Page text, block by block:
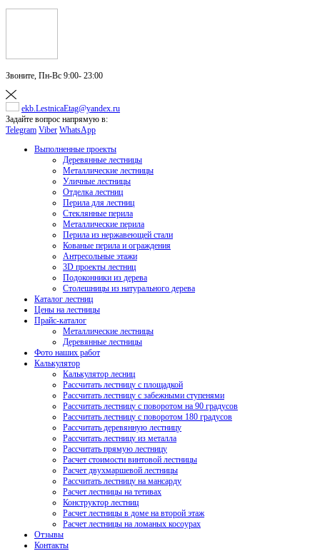
Звоните, Пн-Вс 9:00- 23:00
ekb.LestnicaEtag@yandex.ru
Задайте вопрос напрямую в:
Telegram Viber WhatsApp
Выполненные проекты
Деревянные лестницы
Металлические лестницы
Уличные лестницы
Отделка лестниц
Перила для лестниц
Стеклянные перила
Металлические перила
Перила из нержавеющей стали
Кованые перила и ограждения
Антресольные этажи
3D проекты лестниц
Подоконники из дерева
Столешницы из натурального дерева
Каталог лестниц
Цены на лестницы
Прайс-каталог
Металлические лестницы
Деревянные лестницы
Фото наших работ
Калькулятор
Калькулятор лесниц
Рассчитать лестницу с площадкой
Рассчитать лестницу с забежными ступенями
Рассчитать лестницу с поворотом на 90 градусов
Рассчитать лестницу с поворотом 180 градусов
Рассчитать деревянную лестницу
Рассчитать лестницу из металла
Рассчитать прямую лестницу
Расчет стоимости винтовой лестницы
Расчет двухмаршевой лестницы
Рассчитать лестницу на мансарду
Расчет лестницы на тетивах
Конструктор лестниц
Расчет лестницы в доме на второй этаж
Расчет лестницы на ломаных косоурах
Отзывы
Контакты